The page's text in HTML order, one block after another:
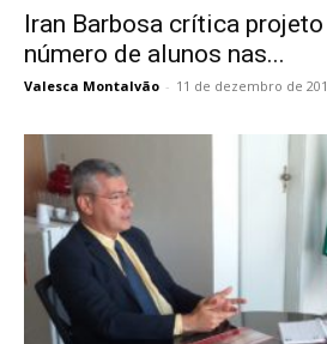
Iran Barbosa crítica
número de alunos nas...
Valesca Montalvão - 11 de dezembro de